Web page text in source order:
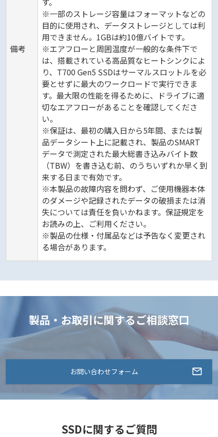
備考
※一部のストレージ容量はフォーマットなどの
目的に使用され、データストレージとしては利
用できません。1GBは約10億バイトです。
※エアフローと周囲温度が一般的な条件下で
は、搭載されている高品質なヒートシンクによ
り、T700 Gen5 SSDはサーマルスロットルを必
要とせずに最大のワークロードで実行できま
す。最大限の性能を得るために、ドライブに適
切なエアフローがあることを確認してくださ
い。
※保証は、最初の購入日から5年間、または製
品データシート上に記載され、製品のSMART
データで測定された最大総書き込みバイト数
（TBW）を書き込む前、のうちいずれか早く到
来する日まで有効です。
※本製品の故障内容を問わず、ご使用機器本体
のダメージや記録されたデータの破損または消
失については責任を負いかねます。保証規定を
お読みの上、ご利用ください。
※製品の仕様・付属品などは予告なく変更され
る場合があります。
製品・お取引に関するご相談窓口
お問い合わせフォーム
SSDに関するご質問